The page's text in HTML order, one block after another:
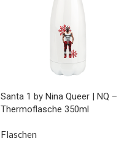
Santa 1 by Nina Queer | NQ –
Thermoflasche 350ml
Flaschen